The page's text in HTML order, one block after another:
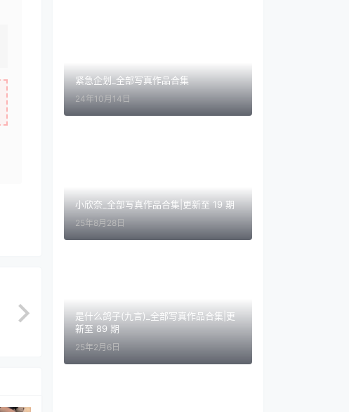
紧急企划_全部写真作品合集
24年10月14日
小欣奈_全部写真作品合集|更新至 19 期
25年8月28日
是什么鸽子(九言)_全部写真作品合集|更
新至 89 期
25年2月6日